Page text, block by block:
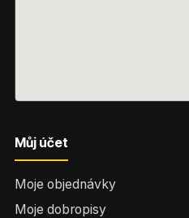
Můj účet
Moje objednávky
Moje dobropisy